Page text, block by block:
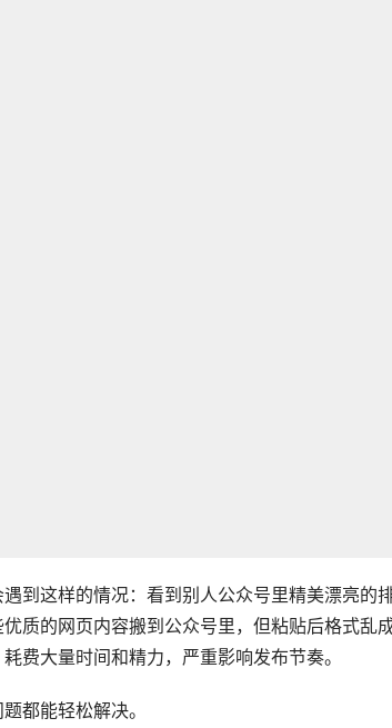
到这样的情况：看到别人公众号里精美漂亮的
质的网页内容搬到公众号里，但粘贴后格式乱
费大量时间和精力，严重影响发布节奏。
都能轻松解决。